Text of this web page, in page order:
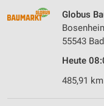
Globus
55543
Heute
485,91 km